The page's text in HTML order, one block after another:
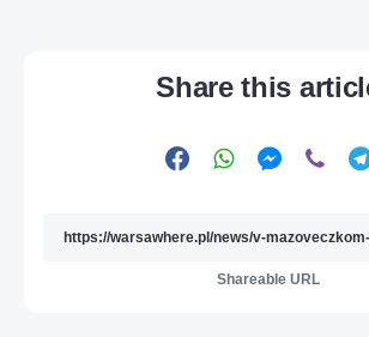
Share this
Shareable URL